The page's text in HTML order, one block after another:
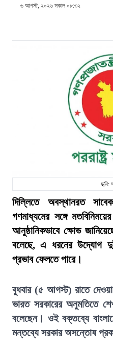
৬ আগস্ট, ২০২৬ সকাল ০৮:৩২
ছবি:
দিল্লিতে অবস্থানরত
গণমাধ্যমের সঙ্গে
আনুষ্ঠানিকভাবে ক্ষোভ
বলেছে, এ ধরনের উদ্যোগ
প্রভাব ফেলতে পারে।
বুধবার (৫ আগস্ট) রাতে
ভারত সরকারের অনুমতিতে
বলেছেন। ওই বক্তব্যে
মন্তব্যে সরকার অসন্তোষ